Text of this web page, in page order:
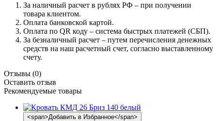
За наличный расчет в рублях РФ – при получении
товара клиентом.
Оплата банковской картой.
Оплата по QR коду – система быстрых платежей (СБП).
За безналичный расчет – путем перечисления денежных
средств на наш расчетный счет, согласно выставленному
счету.
Отзывы (0)
Оставить отзыв
Рекомендуемые товары
<span>Добавить в Избранное</span>